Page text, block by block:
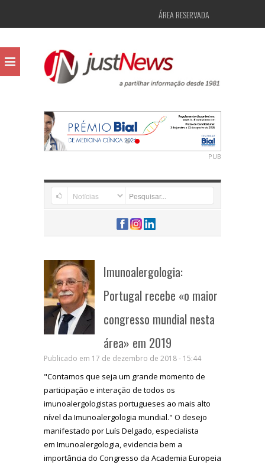
ÁREA RESERVADA
PUB
Imunoalergologia:
Portugal recebe «o maior
congresso mundial nesta
área» em 2019
Publicado em 17 de dezembro de 2018 - 15:44
"Contamos que seja um grande momento de
participação e interação de todos os
imunoalergologistas portugueses ao mais alto
nível da Imunoalergologia mundial." O desejo
manifestado porLuís Delgado, especialista
em Imunoalergologia, evidencia bem a
importância do Congresso da Academia Europeia